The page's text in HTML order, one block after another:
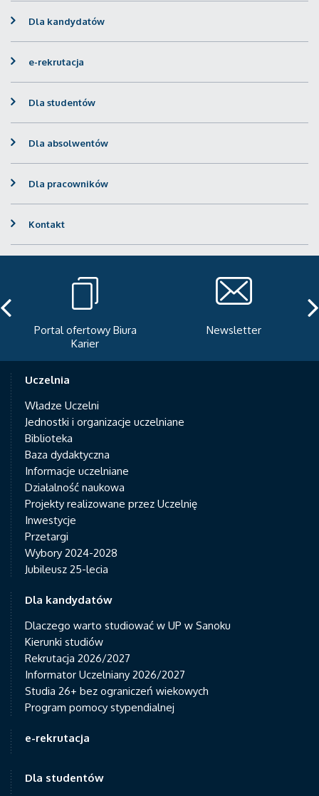
Dla kandydatów
e-rekrutacja
Dla studentów
Dla absolwentów
Dla pracowników
Kontakt
Portal ofertowy Biura
Karier
Newsletter
Uczelnia
Władze Uczelni
Jednostki i organizacje uczelniane
Biblioteka
Baza dydaktyczna
Informacje uczelniane
Działalność naukowa
Projekty realizowane przez Uczelnię
Inwestycje
Przetargi
Wybory 2024-2028
Jubileusz 25-lecia
Dla kandydatów
Dlaczego warto studiować w UP w Sanoku
Kierunki studiów
Rekrutacja 2026/2027
Informator Uczelniany 2026/2027
Studia 26+ bez ograniczeń wiekowych
Program pomocy stypendialnej
e-rekrutacja
Dla studentów